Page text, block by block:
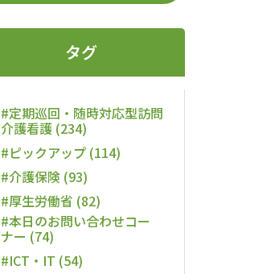
タグ
#定期巡回・随時対応型訪問
介護看護 (234)
#ピックアップ (114)
#介護保険 (93)
#厚生労働省 (82)
#本日のお問い合わせコー
ナー (74)
#ICT・IT (54)